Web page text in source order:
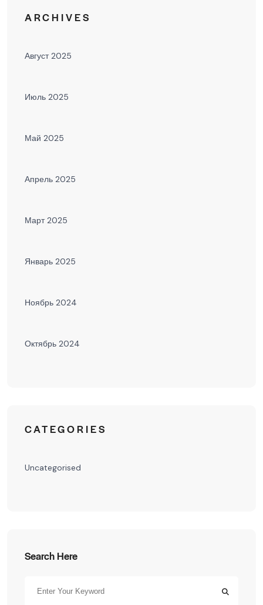
ARCHIVES
Август 2025
Июль 2025
Май 2025
Апрель 2025
Март 2025
Январь 2025
Ноябрь 2024
Октябрь 2024
CATEGORIES
Uncategorised
Search Here